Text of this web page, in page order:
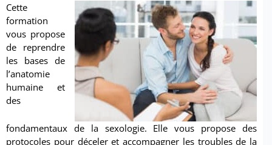
Cette
formation
vous propose
de reprendre
les bases de
l’anatomie
humaine et
des
fondamentaux de la sexologie. Elle vous propose des
protocoles pour déceler et accompagner les troubles de la